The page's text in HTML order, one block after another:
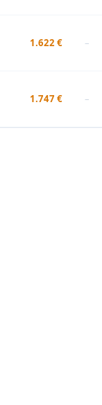
1.622 € –
1.747 € –